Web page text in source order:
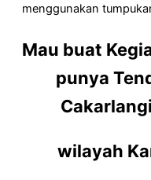
menggunakan
Mau buat
punya
wilayah